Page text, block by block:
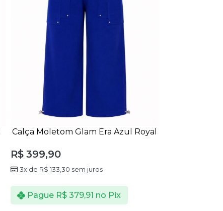
Calça Moletom Glam Era Azul Royal
R$399,90
3x de R$ 133,30 sem juros
Pague R$ 379,91 no Pix